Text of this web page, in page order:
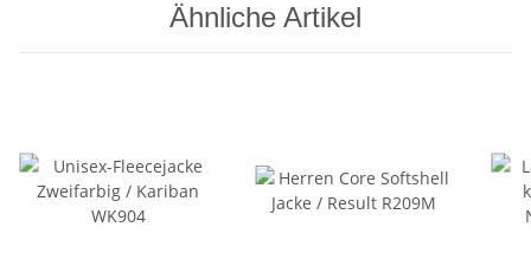
Ähnliche Artikel